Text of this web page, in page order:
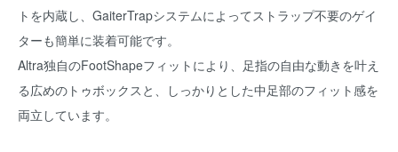
トを内蔵し、GaiterTrapシステムによってストラップ不要のゲイ
ターも簡単に装着可能です。
Altra独自のFootShapeフィットにより、足指の自由な動きを叶え
る広めのトゥボックスと、しっかりとした中足部のフィット感を
両立しています。